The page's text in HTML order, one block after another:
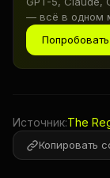
— всё в одном
Источник:The
Копировать